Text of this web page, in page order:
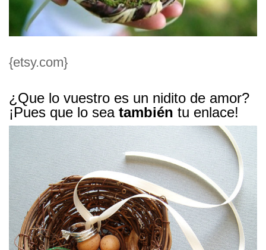
{etsy.com}
¿Que lo vuestro es un nidito de amor?
¡Pues que lo sea también tu enlace!